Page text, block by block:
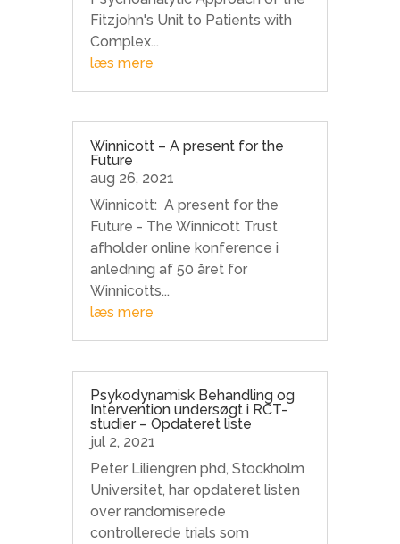
Fitzjohn's Unit to Patients with
Complex...
læs mere
Winnicott – A present for the
Future
aug 26, 2021
Winnicott: A present for the
Future - The Winnicott Trust
afholder online konference i
anledning af 50 året for
Winnicotts...
læs mere
Psykodynamisk Behandling og
Intervention undersøgt i RCT-
studier – Opdateret liste
jul 2, 2021
Peter Liliengren phd, Stockholm
Universitet, har opdateret listen
over randomiserede
controllerede trials som